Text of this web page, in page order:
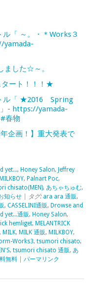
ル「 ～。・＊Works３
yamada-
ました☆～。
ート！！！★
ル「 ★2016 Spring
- https://yamada-
春物
企画！】重大発表で
yet..., Honey Salon, Jeffrey
, Palnart Poc,
chisato(MEN), あちゃちゅむ,
知らせ | タグ: ara ara 通販,
, CASSELINI通販, Drowse and
yet...通販, Honey Salon,
hemliget, MELANTRICK
, MILK, MILK 通販, MILKBOY,
Works3, tsumori chisato,
, tsumori chisato 通販, あ
無料 パーマリンク